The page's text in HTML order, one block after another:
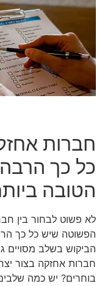
חברות
כל כך
הטובה
לא פשוט לבחור בין
הפשוטה שיש כל כך
הביקוש בשלב מסויים
חברות אחזקה בצור
בוחרים? יש כמה